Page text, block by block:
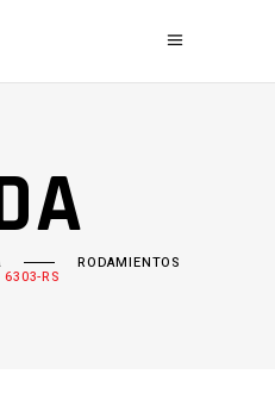
RODAMIENTOS
RS